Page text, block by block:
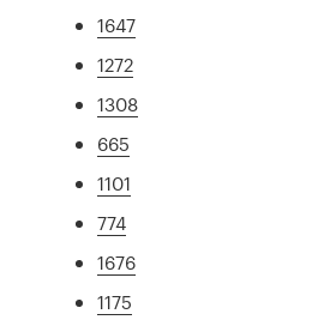
1647
1272
1308
665
1101
774
1676
1175